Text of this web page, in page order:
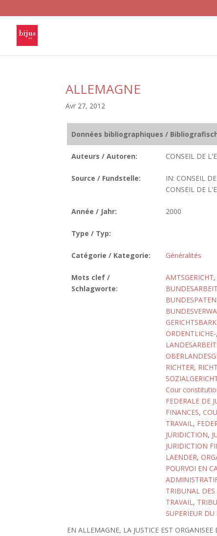
ALLEMAGNE
Avr 27, 2012
Données bibliographiques /
Auteurs / Autoren: CONSEIL DE
Source / Fundstelle:
IN: CONSEIL
CONSEIL DE
Année / Jahr: 2000
Type / Typ:
Catégorie / Kategorie: Généralités
Mots clef /
Schlagworte:
AMTSGERICHT,
ORDENTLICHE-,
RICHTER,
Cour
FEDERALE DE
FINANCES,
TRAVAIL,
JURIDICTION,
JURIDICTION
LAENDER,
POURVOI EN
TRIBUNAL DES
TRAVAIL,
SUPERIEUR
EN ALLEMAGNE, LA JUSTICE EST